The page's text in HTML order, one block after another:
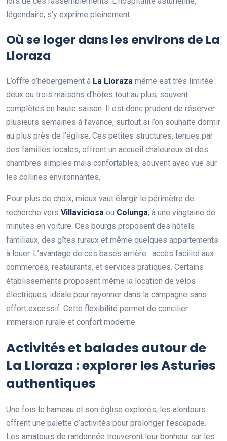
légendaire, s’y exprime pleinement.
Où se loger dans les environs de La
Lloraza
L’offre d’hébergement à La Lloraza même est très limitée :
deux ou trois maisons d’hôtes tout au plus, souvent
complètes en haute saison. Il est donc prudent de réserver
plusieurs semaines à l’avance, surtout si l’on souhaite dormir
au plus près de l’église. Ces petites structures, tenues par
des familles locales, offrent un accueil chaleureux et des
chambres simples mais confortables, souvent avec vue sur
les collines environnantes.
Pour plus de choix, mieux vaut élargir le périmètre de
recherche vers Villaviciosa ou Colunga, à une vingtaine de
minutes en voiture. Ces bourgs proposent des hôtels
familiaux, des gîtes ruraux et même quelques appartements
à louer. L’avantage de ces bases arrière : accès facilité aux
commerces, restaurants, et services pratiques. Certains
établissements proposent même la location de vélos
électriques, idéale pour rayonner dans la campagne sans
effort excessif. Cette flexibilité permet de concilier
immersion rurale et confort moderne.
Activités et balades autour de
La Lloraza : explorer les Asturies
authentiques
Une fois le hameau et son église explorés, les alentours
offrent une palette d’activités pour prolonger l’escapade.
Les amateurs de randonnée trouveront leur bonheur sur les